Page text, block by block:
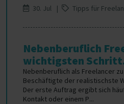
30. Jul |
Tipps für
Nebenberuflich
wichtigsten
Nebenberuflich als Freelancer
Beschäftigte der realistischste
Der erste Auftrag ergibt sich
Kontakt oder einem P...